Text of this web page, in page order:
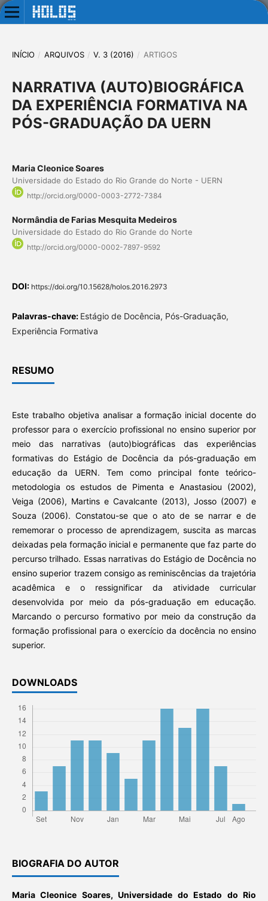
INÍCIO / ARQUIVOS / V. 3 (2016) / ARTIGOS
NARRATIVA (AUTO)BIOGRÁFICA
DA EXPERIÊNCIA FORMATIVA NA
PÓS-GRADUAÇÃO DA UERN
Maria Cleonice Soares
Universidade do Estado do Rio Grande do Norte - UERN
http://orcid.org/0000-0003-2772-7384
Normândia de Farias Mesquita Medeiros
Universidade do Estado do Rio Grande do Norte
http://orcid.org/0000-0002-7897-9592
DOI: https://doi.org/10.15628/holos.2016.2973
Palavras-chave: Estágio de Docência, Pós-Graduação,
Experiência Formativa
RESUMO
Este trabalho objetiva analisar a formação inicial docente do
professor para o exercício profissional no ensino superior por
meio das narrativas (auto)biográficas das experiências
formativas do Estágio de Docência da pós-graduação em
educação da UERN. Tem como principal fonte teórico-
metodologia os estudos de Pimenta e Anastasiou (2002),
Veiga (2006), Martins e Cavalcante (2013), Josso (2007) e
Souza (2006). Constatou-se que o ato de se narrar e de
rememorar o processo de aprendizagem, suscita as marcas
deixadas pela formação inicial e permanente que faz parte do
percurso trilhado. Essas narrativas do Estágio de Docência no
ensino superior trazem consigo as reminiscências da trajetória
acadêmica e o ressignificar da atividade curricular
desenvolvida por meio da pós-graduação em educação.
Marcando o percurso formativo por meio da construção da
formação profissional para o exercício da docência no ensino
superior.
DOWNLOADS
BIOGRAFIA DO AUTOR
Maria Cleonice Soares,Universidade do Estado do Rio